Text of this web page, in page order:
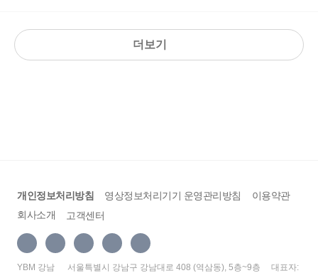
늘 영어 듣기가 힘들고 지겨웠는데 쌤과 함께 즐겁게 영어공
부하고 있어요 ㅎㅎ
리고 섬세하게 수정해주시고 알려주신 덕분에 제 발음실력
이 훨씬 더 향상이 되었던 거 같습니다 !! 이 수업을 통해서 어
싶었습니다 ~~^^ 저에게 이렇게 유익한 내용들을 가르쳐주
셔서 정말로 감사드립니다 ~~^^ 그리고 저는 제 주변의 사람
들에게 이 강의를 꼭 들으라고 추천을 하고 싶습니다 !! 굉장
히 도움이 많이 되는 수업이라고 저는 생각을 합니다 ^^
더보기
개인정보처리방침 영상정보처리기기 운영관리방침
이용약관
회사소개
고객센터
YBM 강남 서울특별시 강남구 강남대로 408 (역삼동), 5층~9층
대표자: